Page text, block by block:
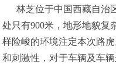
林芝位于中国西藏自治
处只有900米，地形地貌
样险峻的环境注定本次路
和刺激性，对于车辆及车